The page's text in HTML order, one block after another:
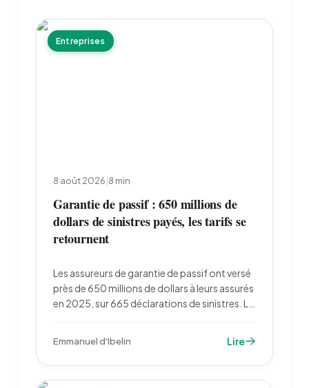
Entreprises
8 août 2026|8 min
Garantie de passif : 650 millions de
dollars de sinistres payés, les tarifs se
retournent
Les assureurs de garantie de passif ont versé
près de 650 millions de dollars à leurs assurés
en 2025, sur 665 déclarations de sinistres. La
décennie de baisse des primes.
Emmanuel d'Ibelin Lire